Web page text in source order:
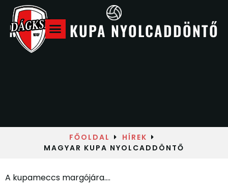
MAGYAR KUPA NYOLCADDÖNTŐ
FŐOLDAL
HÍREK
MAGYAR KUPA NYOLCADDÖNTŐ
A kupameccs margójára….